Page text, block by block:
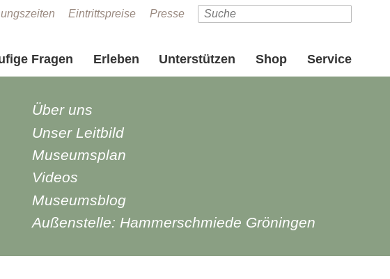
Eintrittspreise Presse
Fragen Erleben Unterstützen Shop Service
Über uns
Unser Leitbild
Museumsplan
Videos
Museumsblog
Außenstelle: Hammerschmiede Gröningen